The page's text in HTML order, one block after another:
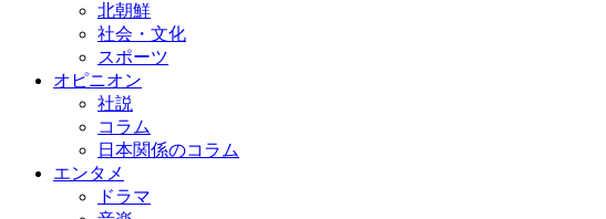
北朝鮮
社会・文化
スポーツ
オピニオン
社説
コラム
日本関係のコラム
エンタメ
ドラマ